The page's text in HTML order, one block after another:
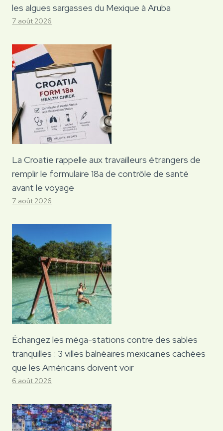
les algues sargasses du Mexique à Aruba
7 août 2026
La Croatie rappelle aux travailleurs étrangers de
remplir le formulaire 18a de contrôle de santé
avant le voyage
7 août 2026
Échangez les méga-stations contre des sables
tranquilles : 3 villes balnéaires mexicaines cachées
que les Américains doivent voir
6 août 2026